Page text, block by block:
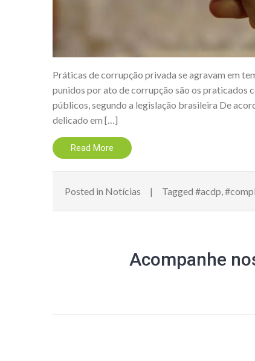
Práticas de corrupção privada se agravam em
punidos por ato de corrupção são os praticados
públicos, segundo a legislação brasileira De
delicado em […]
Read More
Posted in Notícias Tagged #acdp,
Acompanhe